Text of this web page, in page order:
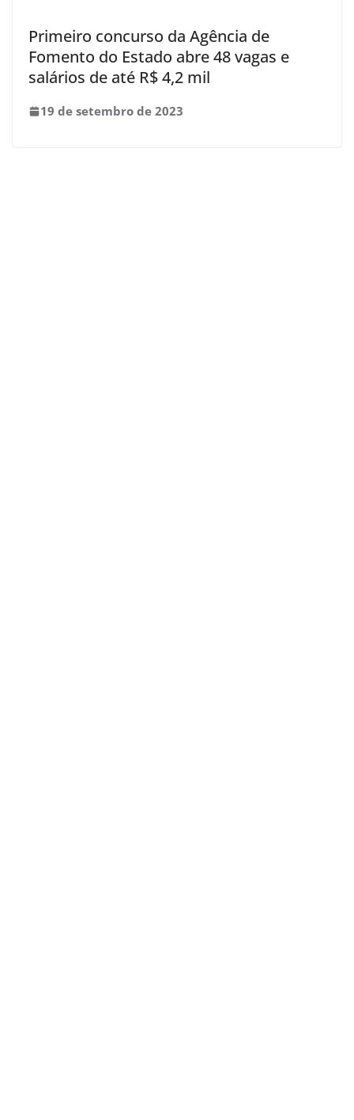
Primeiro concurso da Agência de
Fomento do Estado abre 48 vagas e
salários de até R$ 4,2 mil
19 de setembro de 2023